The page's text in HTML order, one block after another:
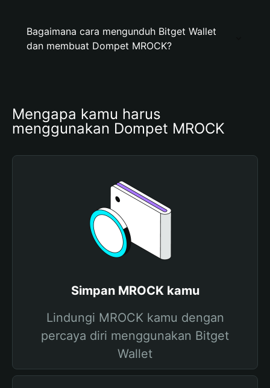
Bagaimana cara mengunduh Bitget Wallet
dan membuat Dompet MROCK?
Mengapa kamu harus
menggunakan Dompet MROCK
Simpan MROCK kamu
Lindungi MROCK kamu dengan
percaya diri menggunakan Bitget
Wallet